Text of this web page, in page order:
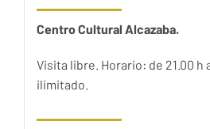
Centro Cultural Alcazaba.
Visita libre. Horario: de 21.00 h
ilimitado.